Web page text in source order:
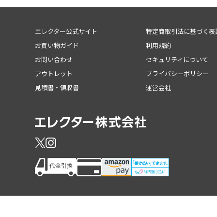
エレクター公式サイト
お買い物ガイド
お問い合わせ
アウトレット
見積書・領収書
特定商取引法に基づく表
利用規約
セキュリティについて
プライバシーポリシー
運営会社